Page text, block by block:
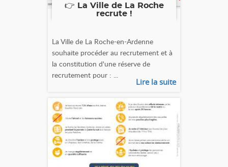
👉 La Ville de La Roche
recrute !
La Ville de La Roche-en-Ardenne
souhaite procéder au recrutement et à
la constitution d'une réserve de
recrutement pour : ...
Lire la suite